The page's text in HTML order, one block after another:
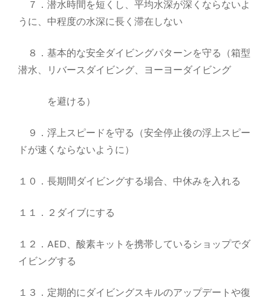
７．潜水時間を短くし、平均水深が深くならないよ
うに、中程度の水深に長く滞在しない
８．基本的な安全ダイビングパターンを守る（箱型
潜水、リバースダイビング、ヨーヨーダイビング
を避ける）
９．浮上スピードを守る（安全停止後の浮上スピー
ドが速くならないように）
１０．長期間ダイビングする場合、中休みを入れる
１１．２ダイブにする
１２．AED、酸素キットを携帯しているショップでダ
イビングする
１３．定期的にダイビングスキルのアップデートや復